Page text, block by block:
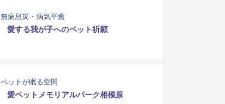
無病息災・病気平癒
愛する我が子へのペット祈願
ペットが眠る空間
愛ペットメモリアルパーク相模原